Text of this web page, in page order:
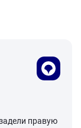
правую